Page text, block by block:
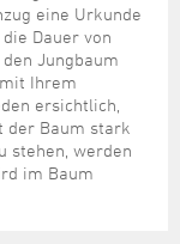
eine Urkunde
Dauer von
Jungbaum
Ihrem
ersichtlich,
der Baum stark
stehen, werden
im Baum